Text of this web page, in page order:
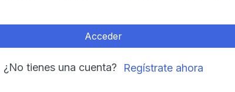
Acceder
¿No tienes una cuenta? Regístrate ahora